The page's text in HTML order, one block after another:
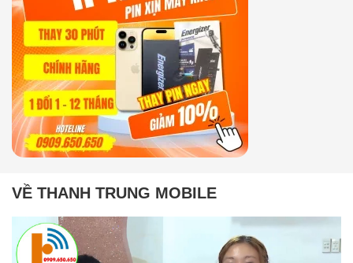
VỀ THANH TRUNG MOBILE